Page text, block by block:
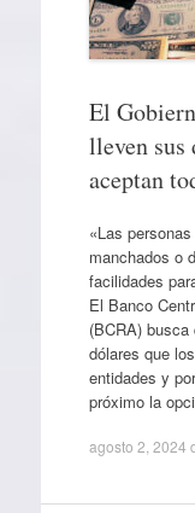
El
lleven sus
aceptan
«Las
manchados o
facilidades
El Banco
(BCRA)
dólares que
entidades y
próximo la
agosto 2, 2024